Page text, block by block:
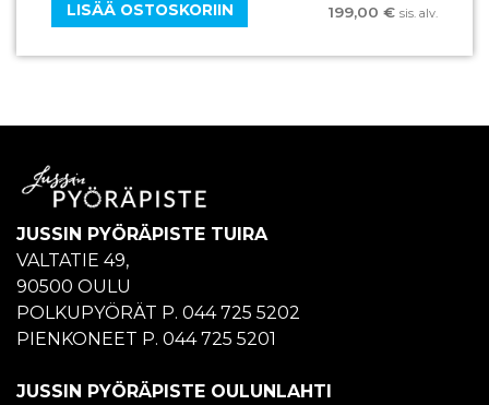
199,00 € sis. alv.
LISÄÄ OSTOSKORIIN
JUSSIN PYÖRÄPISTE TUIRA
VALTATIE 49,
90500 OULU
POLKUPYÖRÄT P. 044 725 5202
PIENKONEET P. 044 725 5201
JUSSIN PYÖRÄPISTE OULUNLAHTI